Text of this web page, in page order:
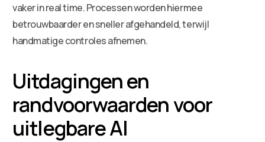
vaker in real time. Processen worden hiermee
betrouwbaarder en sneller afgehandeld, terwijl
handmatige controles afnemen.
Uitdagingen en
randvoorwaarden voor
uitlegbare AI